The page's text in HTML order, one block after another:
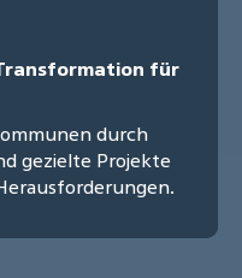
für
durch
gezielte Projekte